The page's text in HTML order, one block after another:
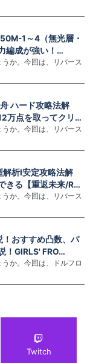
1～4（無光層・
編成が強い！…
か。今回は、リバース
ハード攻略法解
万点を取ってクリ…
か。今回は、リバース
析Ⅰ安定攻略法解
きる【重返未来/R…
か。今回は、リバース
！おすすめ凸数、パ
！GIRLS' FRO…
か。今回は、ドルフロ
Twitch